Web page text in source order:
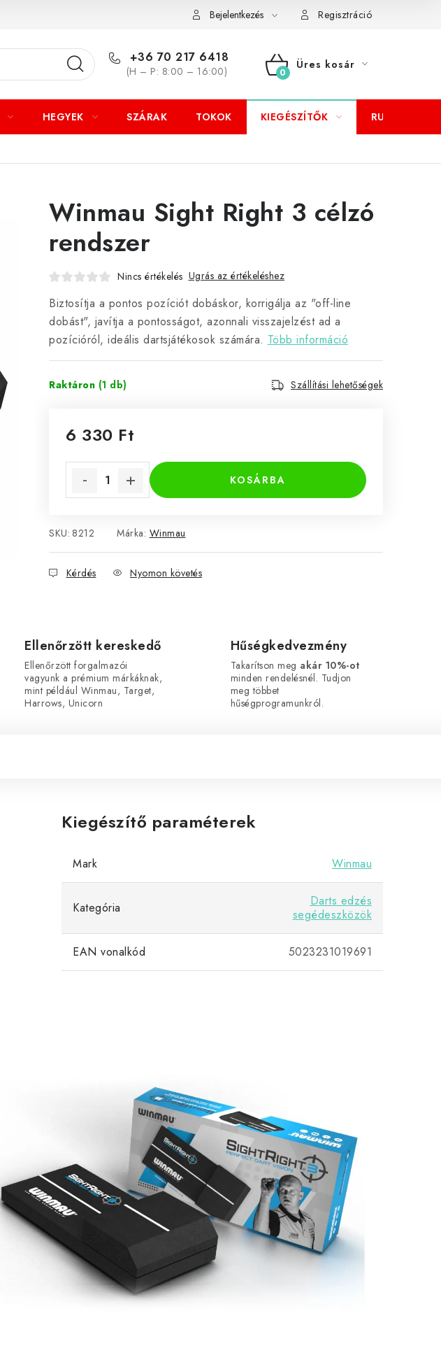
Bejelentkezés Regisztráció
+36 70 217 6418
(H – P: 8:00 – 16:00) KOSÁR
Üres kosár
HEGYEK SZÁRAK TOKOK KIEGÉSZÍTŐK RUHÁZAT
Winmau Sight Right 3 célzó
rendszer
Nincs értékelés Ugrás az értékeléshez
Biztosítja a pontos pozíciót dobáskor, korrigálja az "off-line
dobást", javítja a pontosságot, azonnali visszajelzést ad a
pozícióról, ideális dartsjátékosok számára. Több információ
Raktáron (1 db) Szállítási lehetőségek
6 330 Ft
KOSÁRBA
SKU: 8212 Márka: Winmau
Kérdés Nyomon követés
Ellenőrzött kereskedő
Ellenőrzött forgalmazói
vagyunk a prémium márkáknak,
mint például Winmau, Target,
Harrows, Unicorn
Hűségkedvezmény
Takarítson meg akár 10%-ot
minden rendelésnél. Tudjon
meg többet
hűségprogramunkról.
Kiegészítő paraméterek
Mark Winmau
Kategória
Darts edzés
segédeszközök
EAN vonalkód 5023231019691